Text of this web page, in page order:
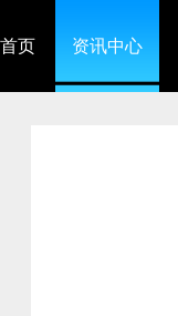
首页 资讯中心